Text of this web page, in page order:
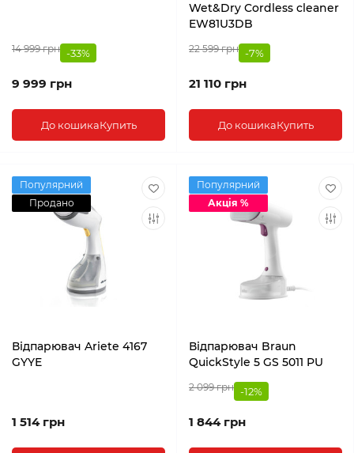
14 999 грн -33%
9 999 грн
До кошикаКупить
Wet&Dry Cordless cleaner
EW81U3DB
22 599 грн -7%
21 110 грн
До кошикаКупить
Популярний
Продано
Відпарювач Ariete 4167
GYYE
1 514 грн
Популярний
Акція %
Відпарювач Braun
QuickStyle 5 GS 5011 PU
2 099 грн -12%
1 844 грн